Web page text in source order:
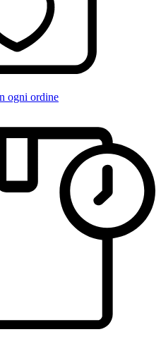
ogni ordine